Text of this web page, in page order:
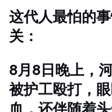
这代人最怕的
关：
8月8日晚上，
被护工殴打，